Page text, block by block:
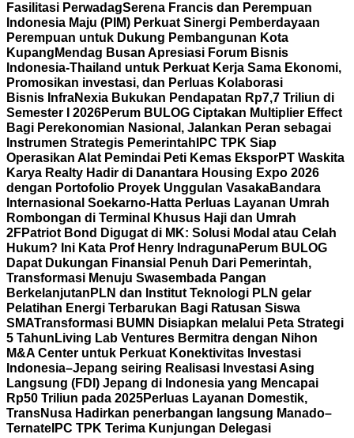
Fasilitasi PerwadagSerena Francis dan Perempuan
Indonesia Maju (PIM) Perkuat Sinergi Pemberdayaan
Perempuan untuk Dukung Pembangunan Kota
Kupang Mendag Busan Apresiasi Forum Bisnis
Indonesia-Thailand untuk Perkuat Kerja Sama Ekonomi,
Promosikan investasi, dan Perluas Kolaborasi
Bisnis InfraNexia Bukukan Pendapatan Rp7,7 Triliun di
Semester I 2026Perum BULOG Ciptakan Multiplier Effect
Bagi Perekonomian Nasional, Jalankan Peran sebagai
Instrumen Strategis Pemerintah IPC TPK Siap
Operasikan Alat Pemindai Peti Kemas EksporPT Waskita
Karya Realty Hadir di Danantara Housing Expo 2026
dengan Portofolio Proyek Unggulan VasakaBandara
Internasional Soekarno-Hatta Perluas Layanan Umrah
Rombongan di Terminal Khusus Haji dan Umrah
2FPatriot Bond Digugat di MK: Solusi Modal atau Celah
Hukum? Ini Kata Prof Henry IndragunaPerum BULOG
Dapat Dukungan Finansial Penuh Dari Pemerintah,
Transformasi Menuju Swasembada Pangan
Berkelanjutan PLN dan Institut Teknologi PLN gelar
Pelatihan Energi Terbarukan Bagi Ratusan Siswa
SMATransformasi BUMN Disiapkan melalui Peta Strategi
5 Tahun Living Lab Ventures Bermitra dengan Nihon
M&A Center untuk Perkuat Konektivitas Investasi
Indonesia–Jepang seiring Realisasi Investasi Asing
Langsung (FDI) Jepang di Indonesia yang Mencapai
Rp50 Triliun pada 2025Perluas Layanan Domestik,
TransNusa Hadirkan penerbangan langsung Manado–
Ternate IPC TPK Terima Kunjungan Delegasi